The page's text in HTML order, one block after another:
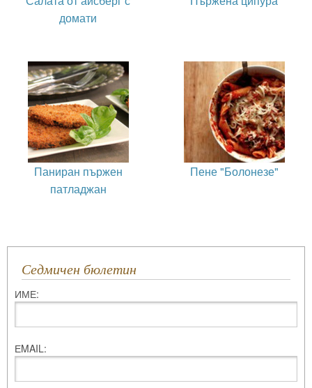
домати
Паниран пържен
патладжан
Пене "Болонезе"
Седмичен бюлетин
ИМЕ:
ЕMAIL: